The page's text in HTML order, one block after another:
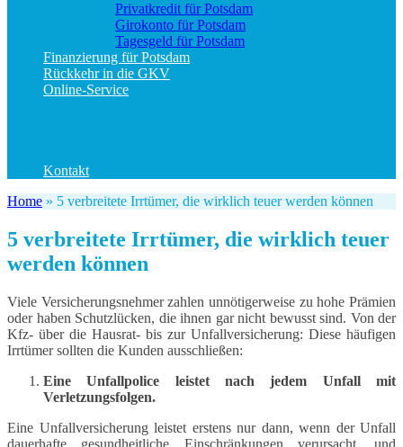
Privatkredit für Potsdam
Girokonto für Potsdam
Tagesgeld für Potsdam
Finanzierung für Potsdam
Rückkehr in die GKV
Online-Service
Kontakt
Home » 5 verbreitete Irrtümer, die wirklich teuer werden können
5 verbreitete Irrtümer, die wirklich teuer
werden können
Viele Versicherungsnehmer zahlen unnötigerweise zu hohe Prämien
oder haben Schutzlücken, die ihnen gar nicht bewusst sind. Von der
Kfz- über die Hausrat- bis zur Unfallversicherung: Diese häufigen
Irrtümer sollten die Kunden ausschließen:
Eine Unfallpolice leistet nach jedem Unfall mit
Verletzungsfolgen.
Eine Unfallversicherung leistet erstens nur dann, wenn der Unfall
dauerhafte gesundheitliche Einschränkungen verursacht, und